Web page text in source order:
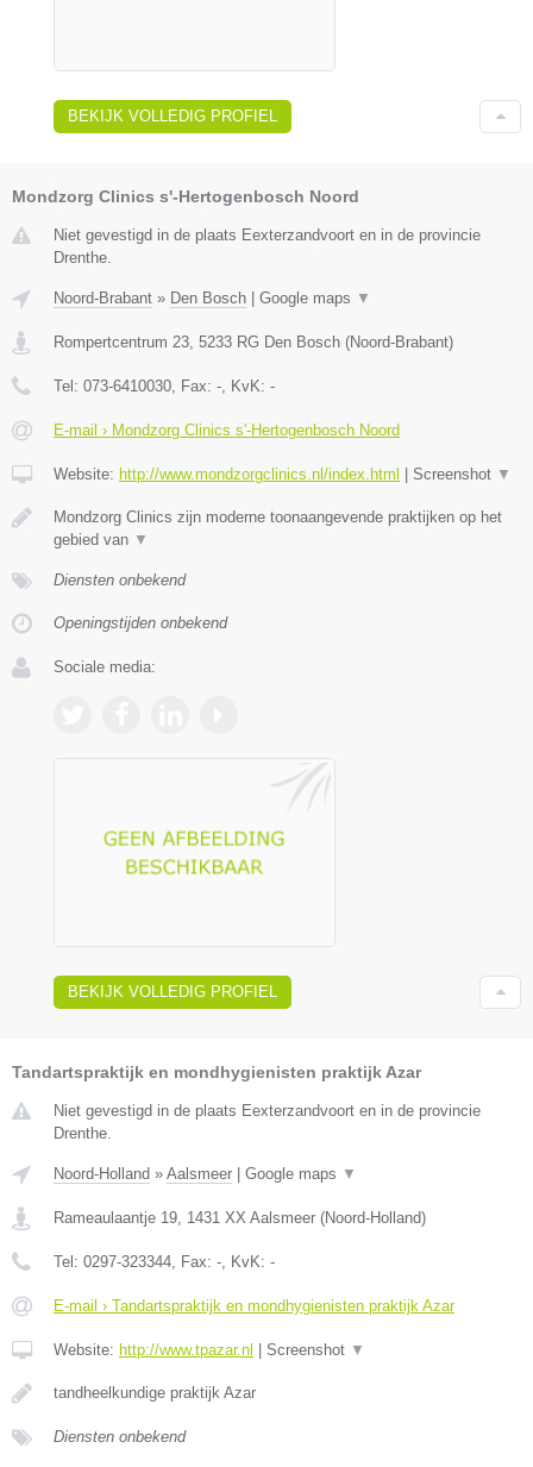
BEKIJK VOLLEDIG PROFIEL
Mondzorg Clinics s'-Hertogenbosch Noord
Niet gevestigd in de plaats Eexterzandvoort en in de provincie
Drenthe.
Noord-Brabant » Den Bosch Google maps ▼
Rompertcentrum 23, 5233 RG Den Bosch (Noord-Brabant)
Tel: 073-6410030, Fax: -, KvK: -
E-mail › Mondzorg Clinics s'-Hertogenbosch Noord
Website: http://www.mondzorgclinics.nl/index.html Screenshot ▼
Mondzorg Clinics zijn moderne toonaangevende praktijken op het
gebied van ▼
Diensten onbekend
Openingstijden onbekend
Sociale media:
BEKIJK VOLLEDIG PROFIEL
Tandartspraktijk en mondhygienisten praktijk Azar
Niet gevestigd in de plaats Eexterzandvoort en in de provincie
Drenthe.
Noord-Holland » Aalsmeer Google maps ▼
Rameaulaantje 19, 1431 XX Aalsmeer (Noord-Holland)
Tel: 0297-323344, Fax: -, KvK: -
E-mail › Tandartspraktijk en mondhygienisten praktijk Azar
Website: http://www.tpazar.nl Screenshot ▼
tandheelkundige praktijk Azar
Diensten onbekend